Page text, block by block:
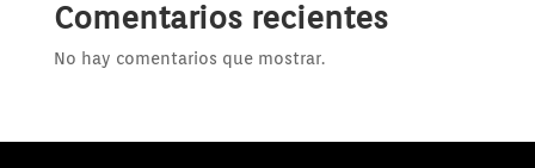
Comentarios recientes
No hay comentarios que mostrar.